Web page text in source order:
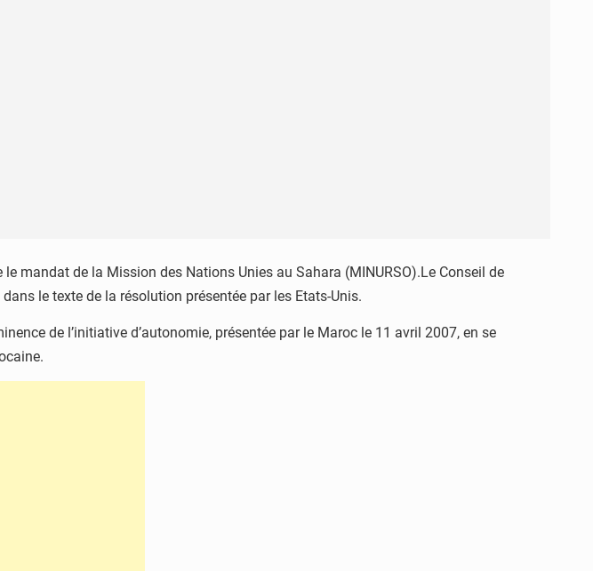
le mandat de la Mission des Nations Unies au Sahara (MINURSO).Le Conseil de
le texte de la résolution présentée par les Etats-Unis.
de l’initiative d’autonomie, présentée par le Maroc le 11 avril 2007, en se